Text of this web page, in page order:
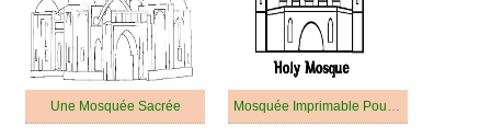
Une Mosquée Sacrée Mosquée Imprimable Pour les Enfants